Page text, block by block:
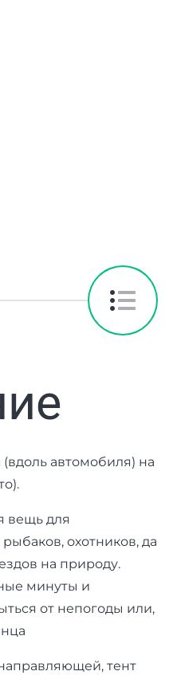
автомобиля) на
вещь для
охотников, да
на природу.
минуты и
от непогоды или,
тент